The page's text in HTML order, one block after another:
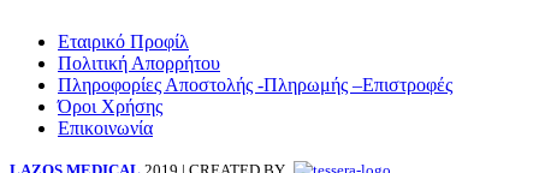
Εταιρικό Προφίλ
Πολιτική Απορρήτου
Πληροφορίες Αποστολής -Πληρωμής –Επιστροφές
Όροι Χρήσης
Επικοινωνία